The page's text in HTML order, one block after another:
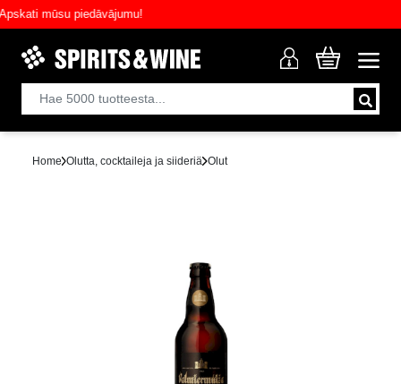
mūsu piedāvājumu!
Home Olutta, cocktaileja ja siideriä Olut